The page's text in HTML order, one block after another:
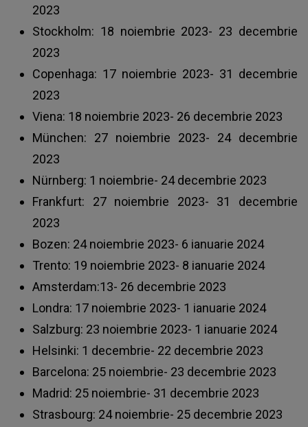
2023
Stockholm: 18 noiembrie 2023- 23 decembrie
2023
Copenhaga: 17 noiembrie 2023- 31 decembrie
2023
Viena: 18 noiembrie 2023- 26 decembrie 2023
München: 27 noiembrie 2023- 24 decembrie
2023
Nürnberg: 1 noiembrie- 24 decembrie 2023
Frankfurt: 27 noiembrie 2023- 31 decembrie
2023
Bozen: 24 noiembrie 2023- 6 ianuarie 2024
Trento: 19 noiembrie 2023- 8 ianuarie 2024
Amsterdam:13- 26 decembrie 2023
Londra: 17 noiembrie 2023- 1 ianuarie 2024
Salzburg: 23 noiembrie 2023- 1 ianuarie 2024
Helsinki: 1 decembrie- 22 decembrie 2023
Barcelona: 25 noiembrie- 23 decembrie 2023
Madrid: 25 noiembrie- 31 decembrie 2023
Strasbourg: 24 noiembrie- 25 decembrie 2023